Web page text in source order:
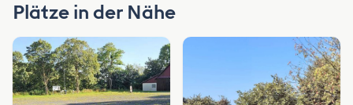
Plätze in der Nähe